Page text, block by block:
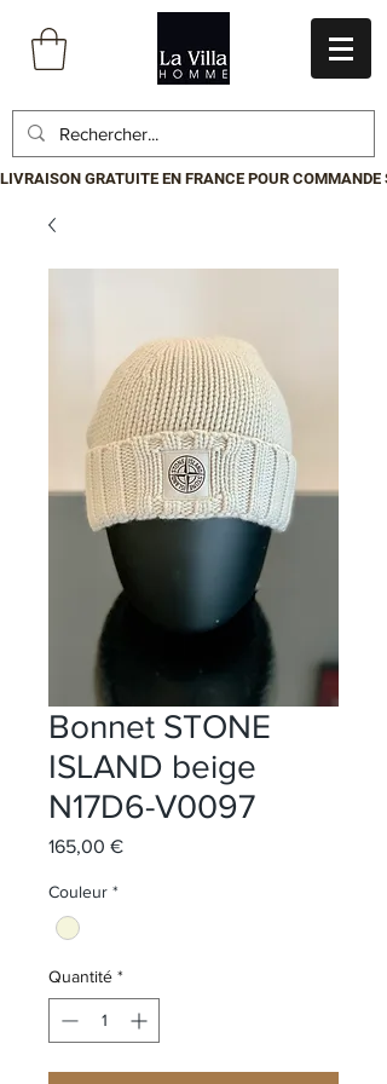
LIVRAISON GRATUITE EN FRANCE POUR
Bonnet STONE
ISLAND beige
N17D6-V0097
165,00 €Prix
Couleur *
Quantité *